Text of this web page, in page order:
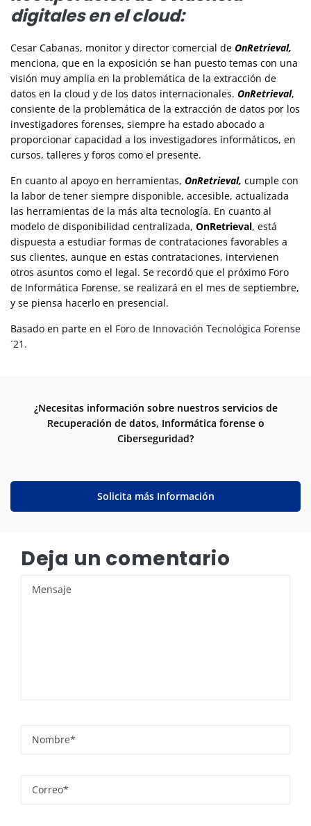
digitales en el cloud:
Cesar Cabanas, monitor y director comercial de OnRetrieval,
menciona, que en la exposición se han puesto temas con una
visión muy amplia en la problemática de la extracción de
datos en la cloud y de los datos internacionales. OnRetrieval,
consiente de la problemática de la extracción de datos por los
investigadores forenses, siempre ha estado abocado a
proporcionar capacidad a los investigadores informáticos, en
cursos, talleres y foros como el presente.
En cuanto al apoyo en herramientas, OnRetrieval, cumple con
la labor de tener siempre disponible, accesible, actualizada
las herramientas de la más alta tecnología. En cuanto al
modelo de disponibilidad centralizada, OnRetrieval, está
dispuesta a estudiar formas de contrataciones favorables a
sus clientes, aunque en estas contrataciones, intervienen
otros asuntos como el legal. Se recordó que el próximo Foro
de Informática Forense, se realizará en el mes de septiembre,
y se piensa hacerlo en presencial.
Basado en parte en el Foro de Innovación Tecnológica Forense
´21.
¿Necesitas información sobre nuestros servicios de
Recuperación de datos, Informática forense o
Ciberseguridad?
Solicita más Información
Deja un comentario